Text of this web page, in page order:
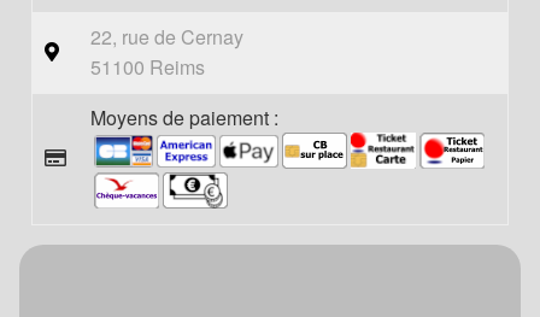
22, rue de Cernay
51100 Reims
Moyens de paiement :